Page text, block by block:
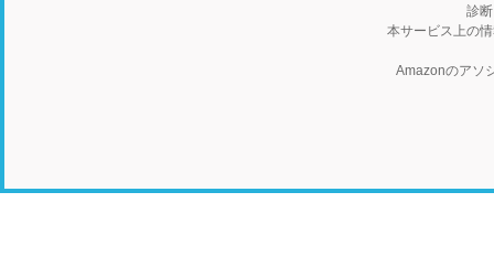
診
本サービス上の
Amazonのアソ